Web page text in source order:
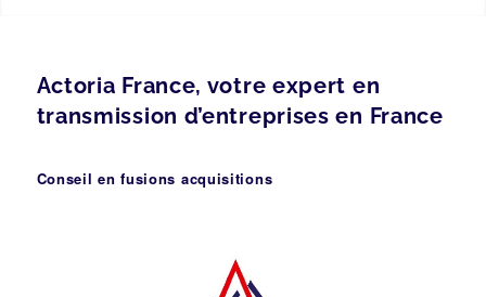
Actoria France, votre expert en
transmission d’entreprises en France
Conseil en fusions acquisitions